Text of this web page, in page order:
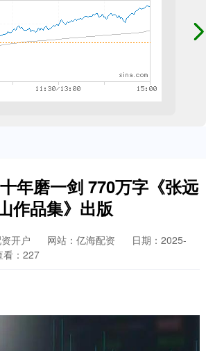
年磨一剑 770万字《张远
作品集》出版
开户 网站：亿海配资
日期：2025-
看：227